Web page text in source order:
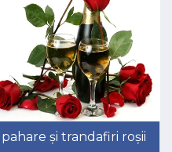
și trandafiri roșii